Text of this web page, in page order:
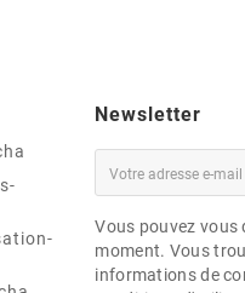
Newsletter
Vous pouvez vous
moment. Vous
informations de